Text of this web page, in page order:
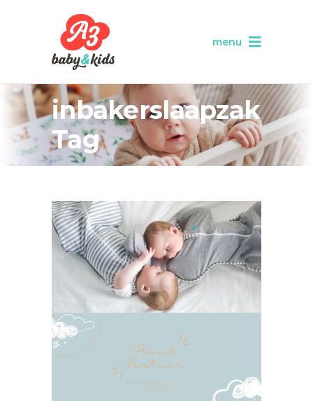
menu
inbakerslaapzak
Tag